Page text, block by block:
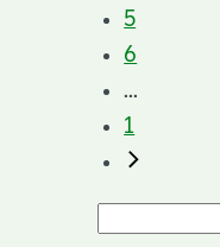
5
6
...
1